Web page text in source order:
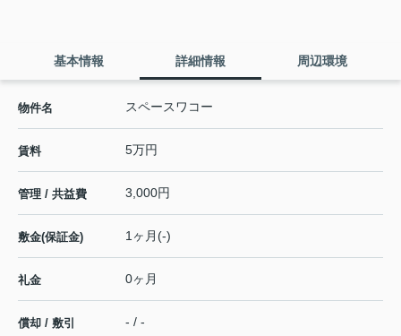
基本情報 詳細情報 周辺環境
物件名 スペースワコー
賃料 5万円
管理 / 共益費 3,000円
敷金(保証金) 1ヶ月(-)
礼金 0ヶ月
償却 / 敷引 - / -